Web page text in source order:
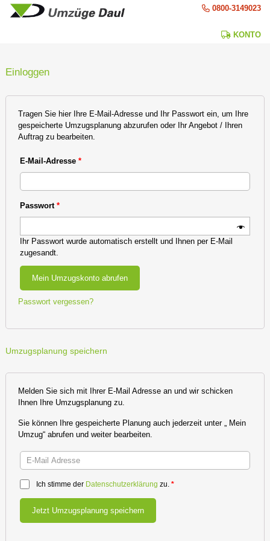
0800-3149023
KONTO
Einloggen
Tragen Sie hier Ihre E-Mail-Adresse und Ihr Passwort ein, um Ihre
gespeicherte Umzugsplanung abzurufen oder Ihr Angebot / Ihren
Auftrag zu bearbeiten.
E-Mail-Adresse*
Passwort*
Ihr Passwort wurde automatisch erstellt und Ihnen per E-Mail
zugesandt.
Mein Umzugskonto abrufen
Passwort vergessen?
Umzugsplanung speichern
Melden Sie sich mit Ihrer E-Mail Adresse an und wir schicken
Ihnen Ihre Umzugsplanung zu.
Sie können Ihre gespeicherte Planung auch jederzeit unter „ Mein
Umzug“ abrufen und weiter bearbeiten.
Ich stimme der Datenschutzerklärung zu.*
Jetzt Umzugsplanung speichern